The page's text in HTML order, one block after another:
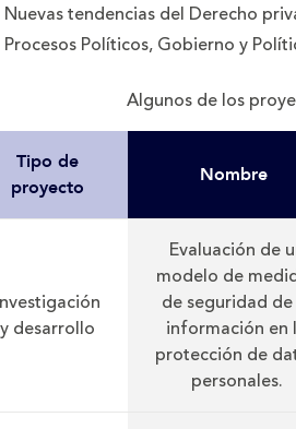
Nuevas tendencias del Derecho
Procesos Políticos, Gobierno y
Algunos de los
Tipo de
proyecto
Nombre
y desarrollo
Evaluación de
modelo de
de seguridad de
información en
protección de
personales.